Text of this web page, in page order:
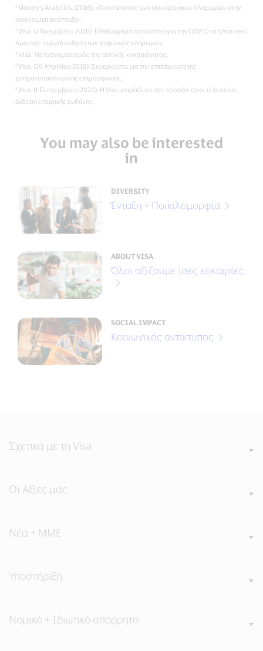
² Moody’s Analytics. (2016), «Ο αντίκτυπος των ηλεκτρονικών πληρωμών στην
οικονομική ανάπτυξη».
³ Visa. (2 Νοεμβρίου 2020). Ελπιδοφόρα προοπτική για την COVID στη Λατινική
Αμερική: ισχυρή αύξηση των ψηφιακών πληρωμών.
⁴ Visa. Μετασχηματισμός της αστικής κινητικότητας.
⁵ Visa. (20 Απριλίου 2018). Συνεργασία για την επιτάχυνση της
χρηματοοικονομικής επιμόρφωσης.
⁵ Visa. (1 Σεπτεμβρίου 2020). Η Visa μοιράζεται την πρόοδο στην τελευταία
έκθεση εταιρικής ευθύνης.
You may also be interested
in
DIVERSITY
Ένταξη + Ποικιλομορφία
ABOUT VISA
Όλοι αξίζουμε ίσες ευκαιρίες
SOCIAL IMPACT
Κοινωνικός αντίκτυπος
Σχετικά με τη Visa
Οι Αξίες μας
Νέα + ΜΜΕ
Υποστήριξη
Νομικό + Ιδιωτικό απόρρητο